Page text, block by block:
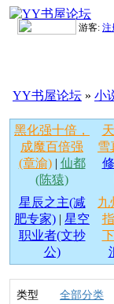
游客: 注
YY书屋论坛 » 小
黑化强十倍，
成魔百倍强
(章渝)| 仙都
(陈猿)
雪
星辰之主(减
肥专家) | 星空
职业者(文抄
公)
九
类型 全部分类